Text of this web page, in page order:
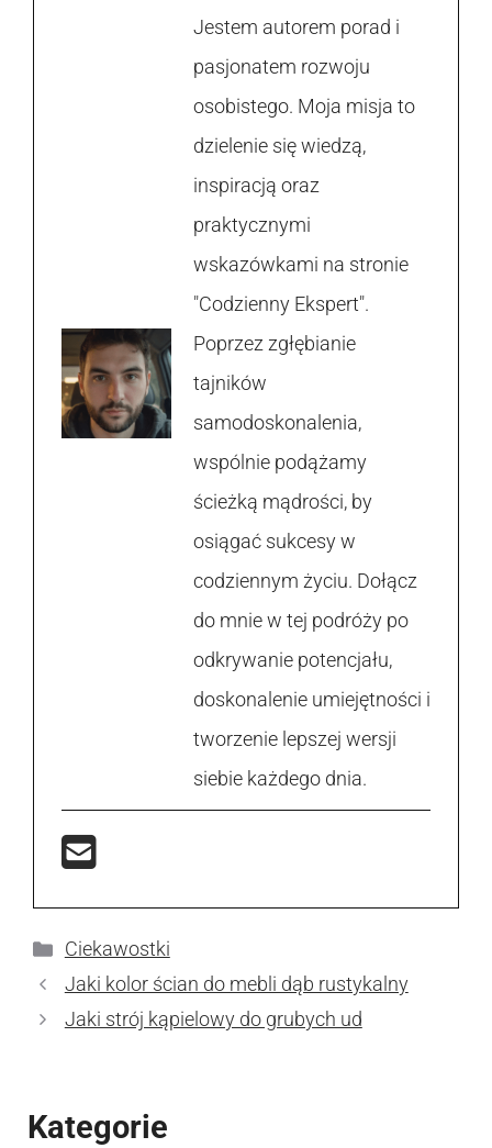
Jestem autorem porad i
pasjonatem rozwoju
osobistego. Moja misja to
dzielenie się wiedzą,
inspiracją oraz
praktycznymi
wskazówkami na stronie
"Codzienny Ekspert".
Poprzez zgłębianie
tajników
samodoskonalenia,
wspólnie podążamy
ścieżką mądrości, by
osiągać sukcesy w
codziennym życiu. Dołącz
do mnie w tej podróży po
odkrywanie potencjału,
doskonalenie umiejętności i
tworzenie lepszej wersji
siebie każdego dnia.
Kategorie
Ciekawostki
Jaki kolor ścian do mebli dąb rustykalny
Jaki strój kąpielowy do grubych ud
Kategorie